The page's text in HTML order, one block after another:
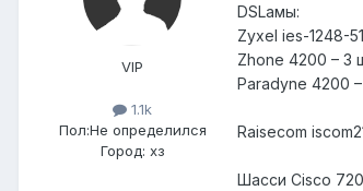
VIP
1.1k
Пол:Не определился
Город: хз
DSLамы:
Zyxel ies-1248-
Zhone 4200 – 3
Paradyne 4200
Raisecom
Шасси Cisco